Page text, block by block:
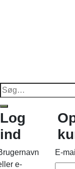
Søg
efter:
Log
ind
e-
E-